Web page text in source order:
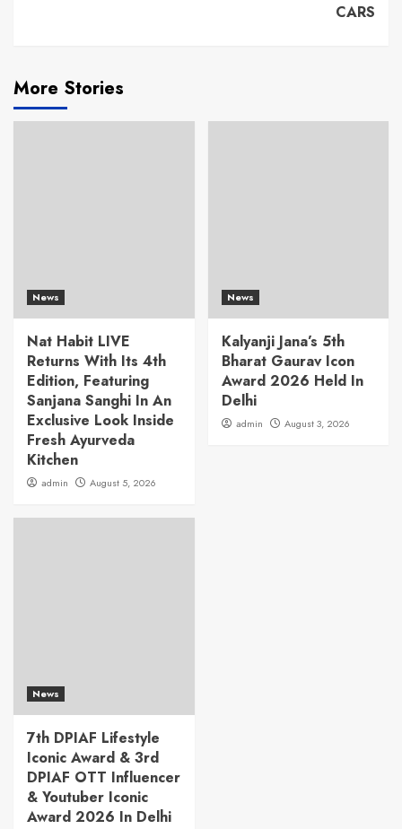
CARS
More Stories
News
Nat Habit LIVE
Returns With Its 4th
Edition, Featuring
Sanjana Sanghi In An
Exclusive Look Inside
Fresh Ayurveda
Kitchen
admin August 5, 2026
News
Kalyanji Jana’s 5th
Bharat Gaurav Icon
Award 2026 Held In
Delhi
admin August 3, 2026
News
7th DPIAF Lifestyle
Iconic Award & 3rd
DPIAF OTT Influencer
& Youtuber Iconic
Award 2026 In Delhi